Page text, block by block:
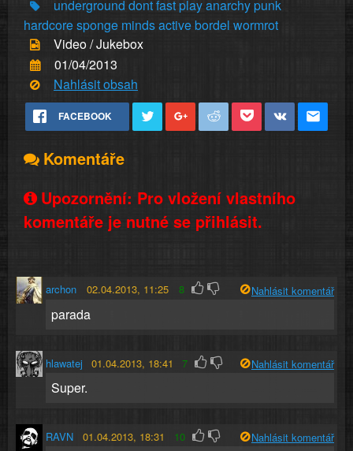
underground dontfastplayanarchypunk
hardcoresponge mindsactivebordel wormrot
Video / Jukebox
01/04/2013
Nahlásit obsah
FACEBOOK
Komentáře
Upozornění: Pro vložení vlastního
komentáře je nutné se přihlásit.
archon 02.04.2013, 11:25 8 Nahlásit komentář
parada
hlawatej 01.04.2013, 18:41 7 Nahlásit komentář
Super.
RAVN 01.04.2013, 18:31 10 Nahlásit komentář